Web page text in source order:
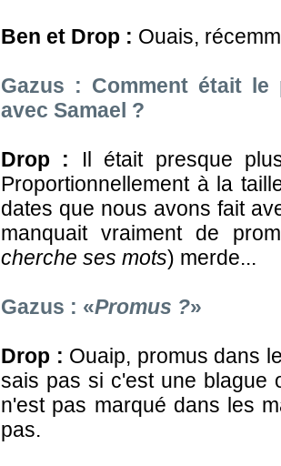
Ben et Drop : Ouais,
Gazus : Comment était
avec Samael ?
Drop : Il était presque
Proportionnellement à la
dates que nous avons fait
manquait vraiment de
cherche ses mots) merde...
Gazus : «Promus ?»
Drop : Ouaip, promus dans
sais pas si c'est une blague
n'est pas marqué dans les
pas.